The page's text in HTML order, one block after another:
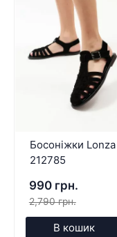
Босоніжки Lonza
212785
990 грн.
2,790 грн.
В кошик